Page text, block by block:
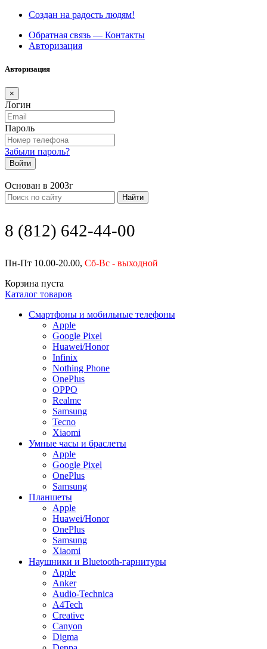
Создан на радость людям!
Обратная связь — Контакты
Авторизация
Авторизация
×
Логин
Пароль
Забыли пароль?
Войти
Основан в 2003г
Найти
8 (812) 642-44-00
Пн-Пт 10.00-20.00, Сб-Вс - выходной
Корзина пуста
Каталог товаров
Смартфоны и мобильные телефоны
Apple
Google Pixel
Huawei/Honor
Infinix
Nothing Phone
OnePlus
OPPO
Realme
Samsung
Tecno
Xiaomi
Умные часы и браслеты
Apple
Google Pixel
OnePlus
Samsung
Планшеты
Apple
Huawei/Honor
OnePlus
Samsung
Xiaomi
Наушники и Bluetooth-гарнитуры
Apple
Anker
Audio-Technica
A4Tech
Creative
Canyon
Digma